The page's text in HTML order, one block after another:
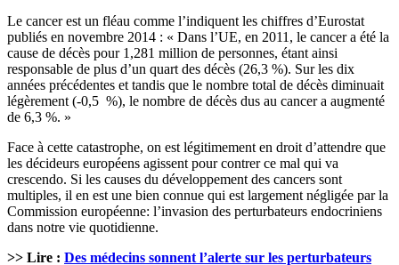
Le cancer est un fléau comme l’indiquent les chiffres d’Eurostat
publiés en novembre 2014 : « Dans l’UE, en 2011, le cancer a été la
cause de décès pour 1,281 million de personnes, étant ainsi
responsable de plus d’un quart des décès (26,3 %). Sur les dix
années précédentes et tandis que le nombre total de décès diminuait
légèrement (-0,5 %), le nombre de décès dus au cancer a augmenté
de 6,3 %. »
Face à cette catastrophe, on est légitimement en droit d’attendre que
les décideurs européens agissent pour contrer ce mal qui va
crescendo. Si les causes du développement des cancers sont
multiples, il en est une bien connue qui est largement négligée par la
Commission européenne: l’invasion des perturbateurs endocriniens
dans notre vie quotidienne.
>> Lire : Des médecins sonnent l’alerte sur les perturbateurs